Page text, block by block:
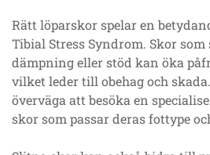
Rätt löparskor spelar en
Tibial Stress Syndrom. Skor
dämpning eller stöd kan öka
vilket leder till obehag och
överväga att besöka en
skor som passar deras fottype